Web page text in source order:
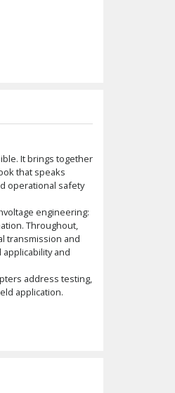
It brings together
that speaks
operational safety
engineering:
Throughout,
transmission and
and
address testing,
application.